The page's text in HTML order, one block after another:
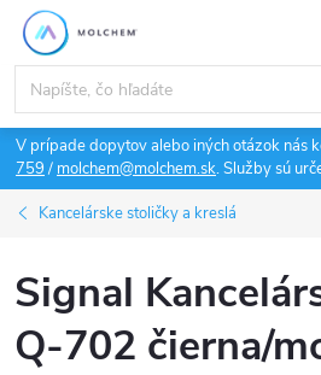
Prejsť
obsah
V prípade dopytov alebo iných otázok nás
759/ molchem@molchem.sk. Služby sú
Kancelárske stoličky a kreslá
Signal
Q-702 čierna/